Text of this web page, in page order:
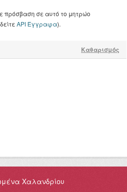
Καθαρισμός
πρόσβαση σε αυτό το μητρώο
API Έγγραφα).
Χαλανδρίου